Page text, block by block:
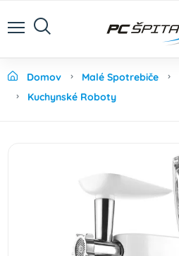
Domov Malé Spotrebiče
Kuchynské Roboty